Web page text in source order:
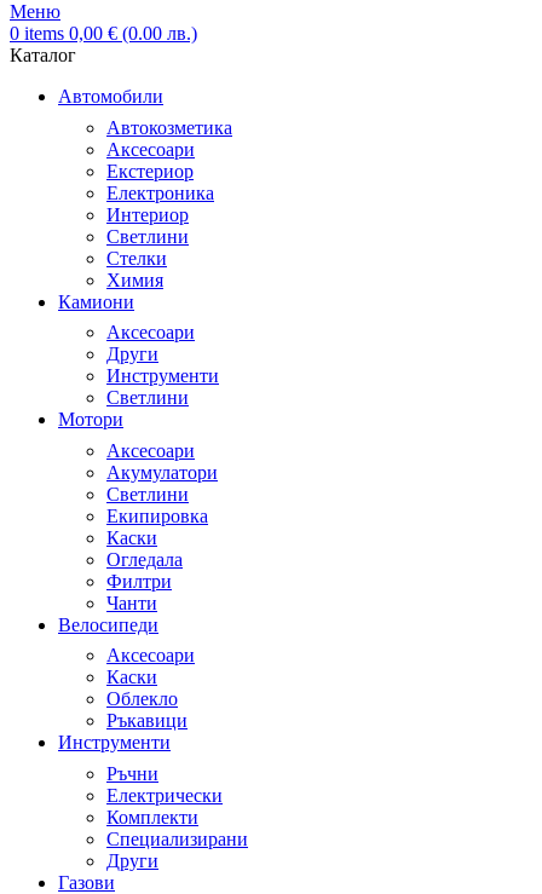
Меню
0 items 0,00 € (0.00 лв.)
Каталог
Автомобили
Автокозметика
Аксесоари
Екстериор
Електроника
Интериор
Светлини
Стелки
Химия
Камиони
Аксесоари
Други
Инструменти
Светлини
Мотори
Аксесоари
Акумулатори
Светлини
Екипировка
Каски
Огледала
Филтри
Чанти
Велосипеди
Аксесоари
Каски
Облекло
Ръкавици
Инструменти
Ръчни
Електрически
Комплекти
Специализирани
Други
Газови